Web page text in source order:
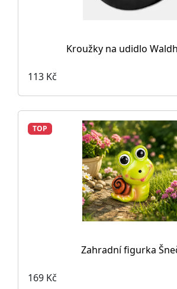
Kroužky na udidlo
113 Kč
TOP
Zahradní figurka
169 Kč